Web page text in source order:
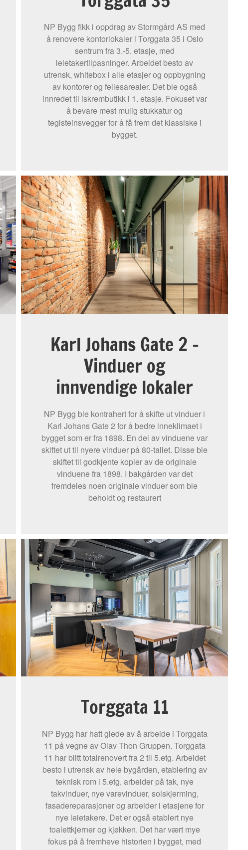
NP Bygg fikk i oppdrag av Stormgård AS med
å renovere kontorlokaler i Torggata 35 i Oslo
sentrum fra 3.-5. etasje, med
leietakertilpasninger. Arbeidet besto av
utrensk, whitebox i alle etasjer og oppbygning
av kontorer og fellesarealer. Det ble også
innredet til iskrembutikk i 1. etasje. Fokuset var
å bevare mest mulig stukkatur og
teglsteinsvegger for å få frem det klassiske i
bygget.
Karl Johans Gate 2 –
Vinduer og
innvendige lokaler
NP Bygg ble kontrahert for å skifte ut vinduer i
Karl Johans Gate 2 for å bedre inneklimaet i
bygget som er fra 1898. En del av vinduene var
skiftet ut til nyere vinduer på 80-tallet. Disse ble
skiftet til godkjente kopier av de originale
vinduene fra 1898. I bakgården var det
fremdeles noen originale vinduer som ble
beholdt og restaurert
Torggata 11
NP Bygg har hatt glede av å arbeide i Torggata
11 på vegne av Olav Thon Gruppen. Torggata
11 har blitt totalrenovert fra 2 til 5.etg. Arbeidet
besto i utrensk av hele bygården, etablering av
teknisk rom i 5.etg, arbeider på tak, nye
takvinduer, nye varevinduer, solskjerming,
fasadereparasjoner og arbeider i etasjene for
nye leietakere. Det er også etablert nye
toalettkjerner og kjøkken. Det har vært mye
fokus på å fremheve historien i bygget, med